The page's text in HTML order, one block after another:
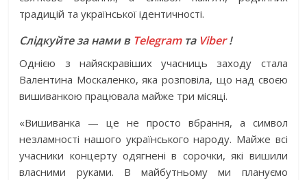
традицій та української ідентичності.
Слідкуйте за нами в Telegramта Viber!
Однією з найяскравіших учасниць заходу стала
Валентина Москаленко, яка розповіла, що над своєю
вишиванкою працювала майже три місяці.
«Вишиванка — це не просто вбрання, а символ
незламності нашого українського народу. Майже всі
учасники концерту одягнені в сорочки, які вишили
власними руками. В майбутньому ми плануємо